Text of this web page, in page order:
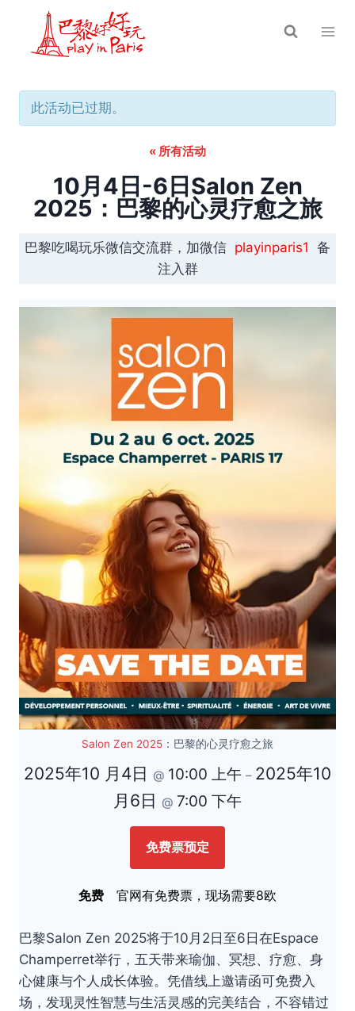
此活动已过期。
« 所有活动
10月4日-6日Salon Zen
2025：巴黎的心灵疗愈之旅
巴黎吃喝玩乐微信交流群，加微信 playinparis1 备
注入群
Salon Zen 2025 ：巴黎的心灵疗愈之旅
2025年10 月4日 @ 10:00 上午 – 2025年10
月6日 @ 7:00 下午
免费票预定
免费 官网有免费票，现场需要8欧
巴黎Salon Zen 2025将于10月2日至6日在Espace
Champerret举行，五天带来瑜伽、冥想、疗愈、身
心健康与个人成长体验。凭借线上邀请函可免费入
场，发现灵性智慧与生活灵感的完美结合，不容错过